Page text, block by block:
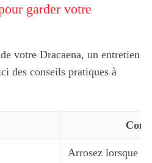
garder votre
votre Dracaena, un entretien
des conseils pratiques à
Arrosez lorsque le